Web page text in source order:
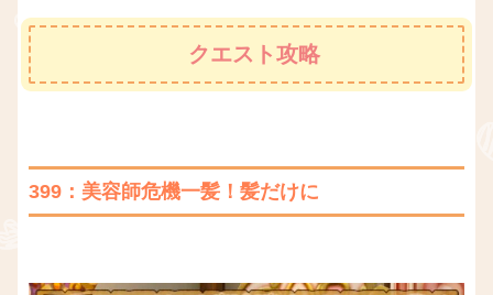
クエスト攻略
399：美容師危機一髪！髪だけに